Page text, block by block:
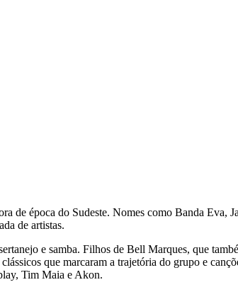
de época do Sudeste. Nomes como Banda Eva,
de artistas.
e samba. Filhos de Bell Marques, que
que marcaram a trajetória do grupo e
Tim Maia e Akon.